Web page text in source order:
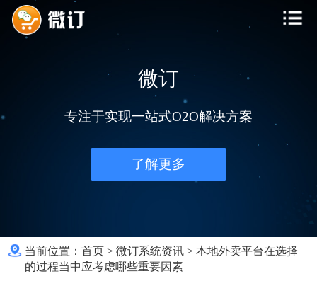
微订
专注于实现一站式O2O解决方案
了解更多
当前位置：首页 >微订系统资讯 >本地外卖平台在选择
的过程当中应考虑哪些重要因素